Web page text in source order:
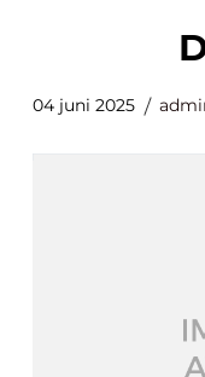
04 juni 2025